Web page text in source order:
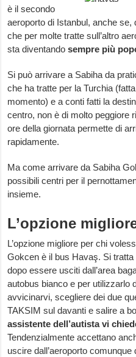
è il secondo
aeroporto di Istanbul, anche se,
che per molte tratte sull’altro
sta diventandosempre più
Si può arrivare a Sabiha da
che ha tratte per la Turchia
momento) e a conti fatti la
centro, non è di molto peggiore
ore della giornata permette di
rapidamente.
Ma come arrivare da Sabiha
possibili centri per il
insieme.
L’opzione
L’opzione migliore per chi
Gokcen è il bus Havaş. Si
dopo essere usciti dall’area
autobus bianco e per utilizzarlo
avvicinarvi, scegliere dei due
TAKSIM sul davanti e salire a
assistente dell’autista vi
Tendenzialmente accettano
uscire dall’aeroporto